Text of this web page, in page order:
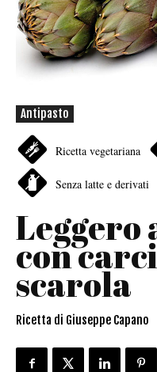
Antipasto
Ricetta vegetariana
Senza latte e derivati
Leggero
con
scarola
Ricetta di Giuseppe Capano